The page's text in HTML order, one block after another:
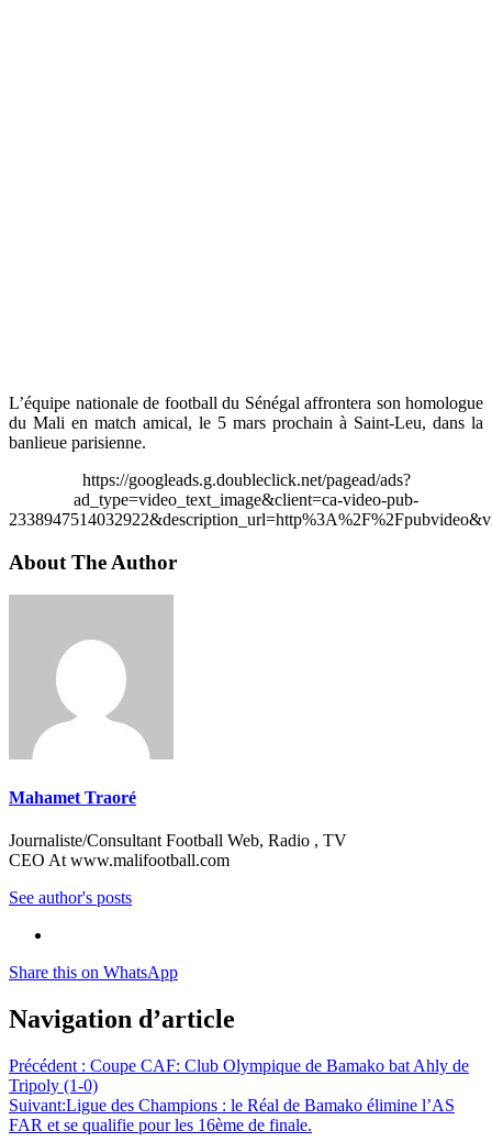
L’équipe nationale de football du Sénégal affrontera son homologue
du Mali en match amical, le 5 mars prochain à Saint-Leu, dans la
banlieue parisienne.
https://googleads.g.doubleclick.net/pagead/ads?
ad_type=video_text_image&client=ca-video-pub-
About The Author
Mahamet Traoré
Journaliste/Consultant Football Web, Radio , TV
CEO At www.malifootball.com
See author's posts
Share this on WhatsApp
Navigation d’article
Précédent : Coupe CAF: Club Olympique de Bamako bat Ahly de
Tripoly (1-0)
Suivant:Ligue des Champions : le Réal de Bamako élimine l’AS
FAR et se qualifie pour les 16ème de finale.